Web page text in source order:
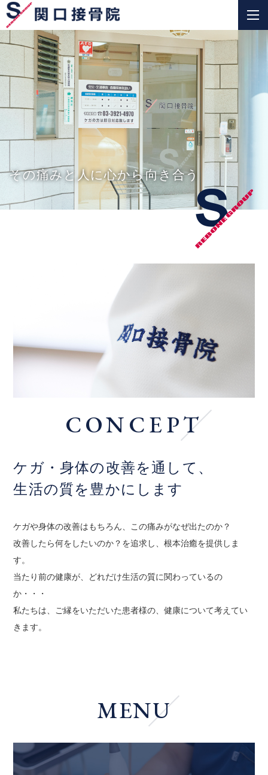
その痛みと人に心から向き合う
CONCEPT
ケガ・身体の改善を通して、
生活の質を豊かにします
ケガや身体の改善はもちろん、この痛みがなぜ出たのか？
改善したら何をしたいのか？を追求し、根本治癒を提供しま
す。
当たり前の健康が、どれだけ生活の質に関わっているの
か・・・
私たちは、ご縁をいただいた患者様の、健康について考えてい
きます。
MENU